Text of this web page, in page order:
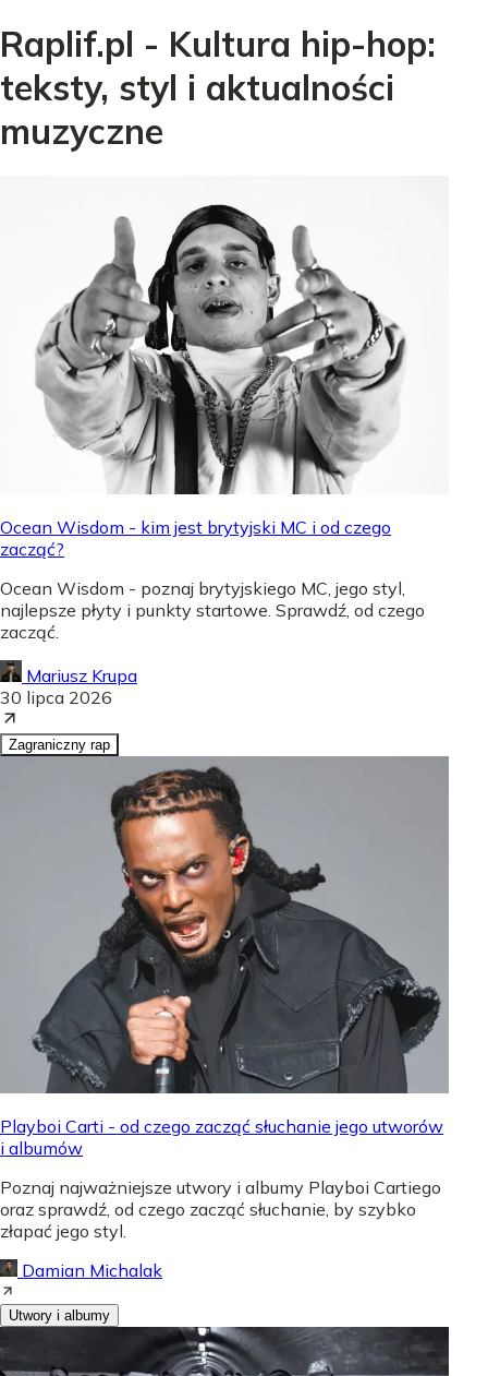
Raplif.pl - Kultura hip-hop:
teksty, styl i aktualności
muzyczne
Ocean Wisdom - kim jest brytyjski MC i od czego
zacząć?
Ocean Wisdom - poznaj brytyjskiego MC, jego styl,
najlepsze płyty i punkty startowe. Sprawdź, od czego
zacząć.
Mariusz Krupa
30 lipca 2026
Zagraniczny rap
Playboi Carti - od czego zacząć słuchanie jego utworów
i albumów
Poznaj najważniejsze utwory i albumy Playboi Cartiego
oraz sprawdź, od czego zacząć słuchanie, by szybko
złapać jego styl.
Damian Michalak
Utwory i albumy